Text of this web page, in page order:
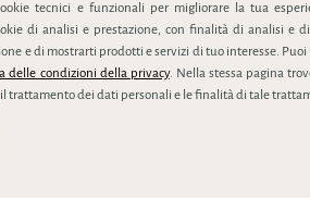
policy
tecnici e funzionali per migliorare la tua
di analisi e prestazione, con finalità di analisi e
e di mostrarti prodotti e servizi di tuo interesse.
delle condizioni della privacy. Nella stessa pagina
trattamento dei dati personali e le finalità di tale